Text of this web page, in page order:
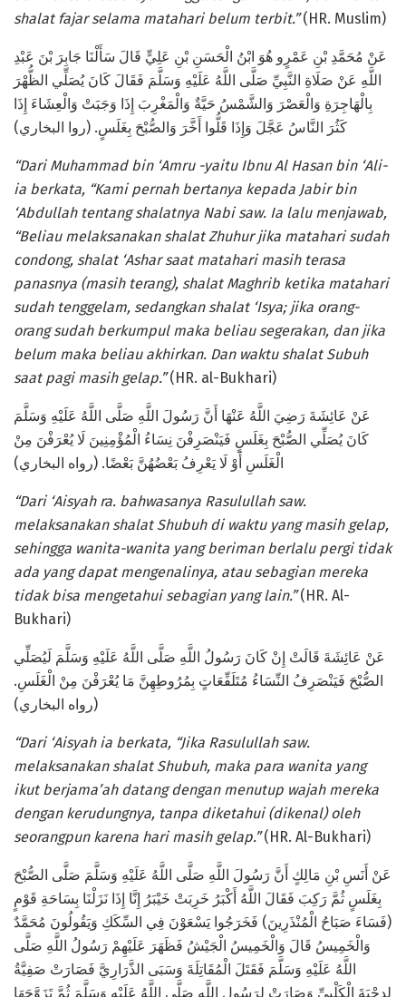
shalat fajar selama matahari belum terbit.”(HR. Muslim)
عَنْ مُحَمَّدِ بْنِ عَمْرٍو هُوَ ابْنُ الْحَسَنِ بْنِ عَلِيٍّ قَالَ سَأَلْنَا جَابِرَ بْنَ عَبْدِ
اللَّهِ عَنْ صَلَاةِ النَّبِيِّ صَلَّى اللَّهُ عَلَيْهِ وَسَلَّمَ فَقَالَ كَانَ يُصَلِّي الظُّهْرَ
بِالْهَاجِرَةِ وَالْعَصْرَ وَالشَّمْسُ حَيَّةٌ وَالْمَغْرِبَ إِذَا وَجَبَتْ وَالْعِشَاءَ إِذَا
كَثُرَ النَّاسُ عَجَّلَ وَإِذَا قَلُّوا أَخَّرَ وَالصُّبْحَ بِغَلَسٍ. (روا البخاري)
“Dari Muhammad bin ‘Amru -yaitu Ibnu Al Hasan bin ‘Ali-
ia berkata, “Kami pernah bertanya kepada Jabir bin
‘Abdullah tentang shalatnya Nabi saw. Ia lalu menjawab,
“Beliau melaksanakan shalat Zhuhur jika matahari sudah
condong, shalat ‘Ashar saat matahari masih terasa
panasnya (masih terang), shalat Maghrib ketika matahari
sudah tenggelam, sedangkan shalat ‘Isya; jika orang-
orang sudah berkumpul maka beliau segerakan, dan jika
belum maka beliau akhirkan. Dan waktu shalat Subuh
saat pagi masih gelap.”(HR. al-Bukhari)
عَنْ عَائِشَةَ رَضِيَ اللَّهُ عَنْهَا أَنَّ رَسُولَ اللَّهِ صَلَّى اللَّهُ عَلَيْهِ وَسَلَّمَ
كَانَ يُصَلِّي الصُّبْحَ بِغَلَسٍ فَيَنْصَرِفْنَ نِسَاءُ الْمُؤْمِنِينَ لَا يُعْرَفْنَ مِنْ
الْغَلَسِ أَوْ لَا يَعْرِفُ بَعْضُهُنَّ بَعْضًا. (رواه البخاري)
“Dari ‘Aisyah ra. bahwasanya Rasulullah saw.
melaksanakan shalat Shubuh di waktu yang masih gelap,
sehingga wanita-wanita yang beriman berlalu pergi tidak
ada yang dapat mengenalinya, atau sebagian mereka
tidak bisa mengetahui sebagian yang lain.”(HR. Al-
Bukhari)
عَنْ عَائِشَةَ قَالَتْ إِنْ كَانَ رَسُولُ اللَّهِ صَلَّى اللَّهُ عَلَيْهِ وَسَلَّمَ لَيُصَلِّي
الصُّبْحَ فَيَنْصَرِفُ النِّسَاءُ مُتَلَفِّعَاتٍ بِمُرُوطِهِنَّ مَا يُعْرَفْنَ مِنْ الْغَلَسِ.
(رواه البخاري)
“Dari ‘Aisyah ia berkata, “Jika Rasulullah saw.
melaksanakan shalat Shubuh, maka para wanita yang
ikut berjama’ah datang dengan menutup wajah mereka
dengan kerudungnya, tanpa diketahui (dikenal) oleh
seorangpun karena hari masih gelap.”(HR. Al-Bukhari)
عَنْ أَنَسِ بْنِ مَالِكٍ أَنَّ رَسُولَ اللَّهِ صَلَّى اللَّهُ عَلَيْهِ وَسَلَّمَ صَلَّى الصُّبْحَ
بِغَلَسٍ ثُمَّ رَكِبَ فَقَالَ اللَّهُ أَكْبَرُ خَرِبَتْ خَيْبَرُ إِنَّا إِذَا نَزَلْنَا بِسَاحَةِ قَوْمٍ
(فَسَاءَ صَبَاحُ الْمُنْذَرِينَ) فَخَرَجُوا يَسْعَوْنَ فِي السِّكَكِ وَيَقُولُونَ مُحَمَّدٌ
وَالْخَمِيسُ قَالَ وَالْخَمِيسُ الْجَيْشُ فَظَهَرَ عَلَيْهِمْ رَسُولُ اللَّهِ صَلَّى
اللَّهُ عَلَيْهِ وَسَلَّمَ فَقَتَلَ الْمُقَاتِلَةَ وَسَبَى الذَّرَارِيَّ فَصَارَتْ صَفِيَّةُ
لِدِحْيَةَ الْكَلْبِيِّ وَصَارَتْ لِرَسُولِ اللَّهِ صَلَّى اللَّهُ عَلَيْهِ وَسَلَّمَ ثُمَّ تَزَوَّجَهَا